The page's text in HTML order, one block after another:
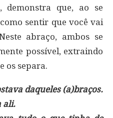
demonstra que, ao se
sentir que você vai
abraço, ambos se
possível, extraindo
os separa.
daqueles (a)braços.
ali.